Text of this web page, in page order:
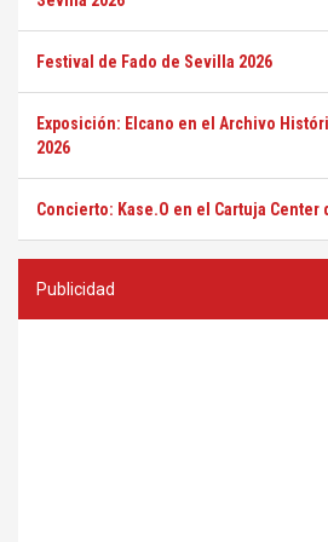
Festival de Fado de Sevilla 2026
Exposición: Elcano en el Archivo
2026
Concierto: Kase.O en el Cartuja Center
Publicidad